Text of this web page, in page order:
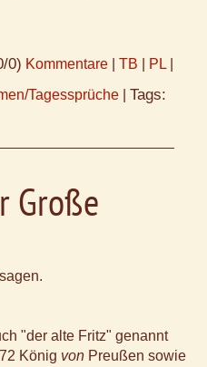
0) Kommentare TB PL
Tagessprüche Tags:
Große
"der alte Fritz" genannt
König von Preußen sowie